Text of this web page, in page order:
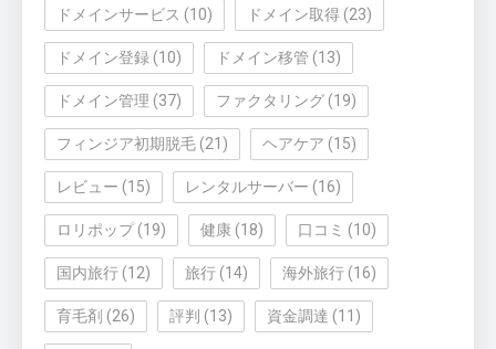
ドメインサービス (10) ドメイン取得 (23)
ドメイン登録 (10) ドメイン移管 (13)
ドメイン管理 (37) ファクタリング (19)
フィンジア初期脱毛 (21) ヘアケア (15)
レビュー (15) レンタルサーバー (16)
ロリポップ(19) 健康 (18) 口コミ (10)
国内旅行 (12) 旅行 (14) 海外旅行 (16)
育毛剤 (26) 評判 (13) 資金調達 (11)